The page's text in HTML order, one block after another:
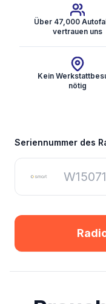
Über 47,000
vertrauen uns
Kein
nötig
Radiocode erhalten
Seriennummer des